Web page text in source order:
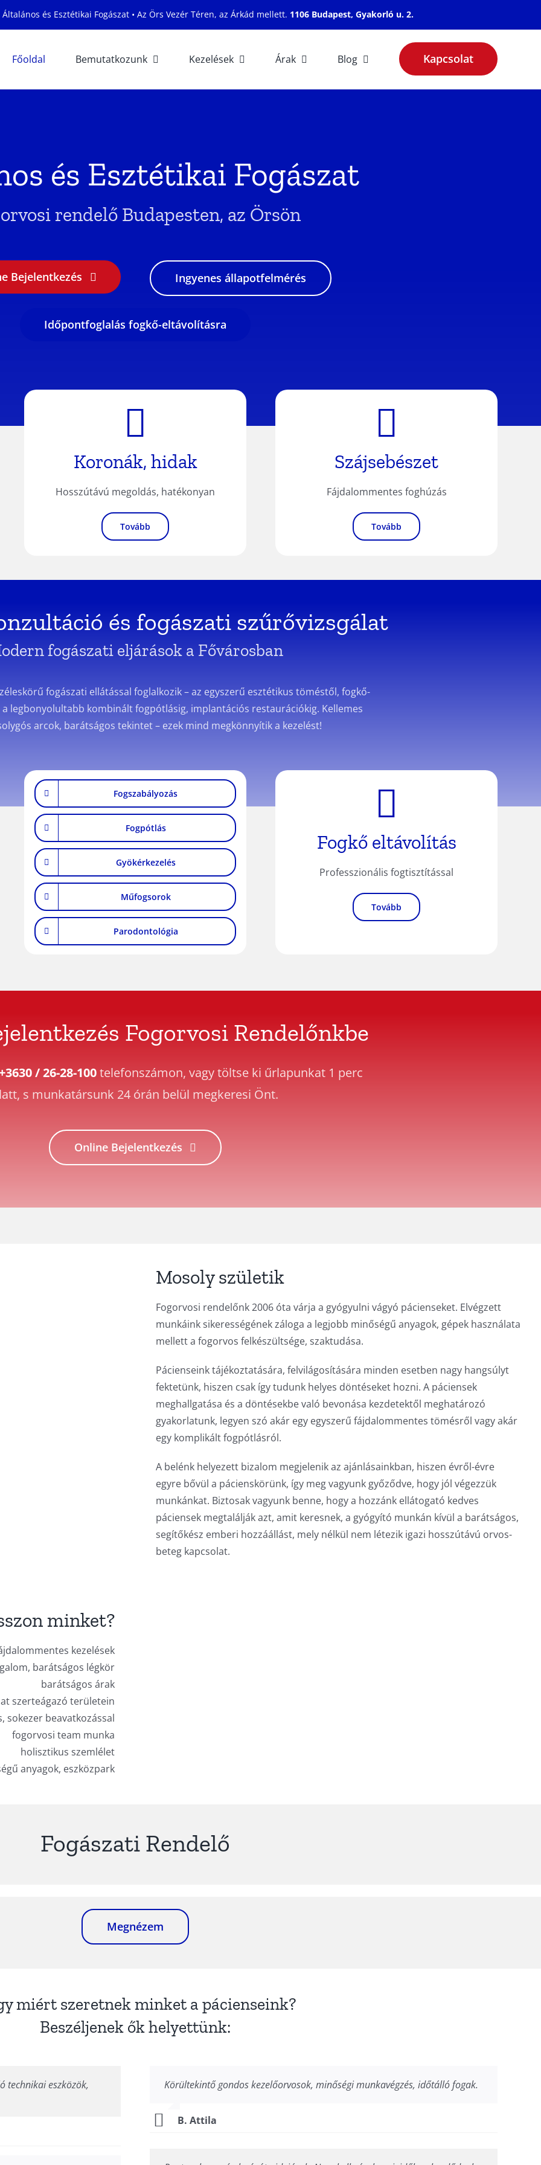
és Esztétikai Fogászat • Az Örs Vezér Téren, az Árkád mellett. 1106 Budapest, Gyakorló u. 2.
Főoldal Bemutatkozunk Kezelések Árak Blog Kapcsolat
és Esztétikai Fogászat
rendelő Budapesten, az Örsön
Bejelentkezés Ingyenes állapotfelmérés
Időpontfoglalás fogkő-eltávolításra
Koronák, hidak
Hosszútávú megoldás, hatékonyan
Tovább
Szájsebészet
Fájdalommentes foghúzás
Tovább
és fogászati szűrővizsgálat
fogászati eljárások a Fővárosban
fogászati ellátással foglalkozik – az egyszerű esztétikus töméstől, fogkő-
legbonyolultabb kombinált fogpótlásig, implantációs restaurációkig. Kellemes
arcok, barátságos tekintet – ezek mind megkönnyítik a kezelést!
Fogszabályozás
Fogpótlás
Gyökérkezelés
Műfogsorok
Parodontológia
Fogkő eltávolítás
Professzionális fogtisztítással
Tovább
Fogorvosi Rendelőnkbe
/ 26-28-100telefonszámon, vagy töltse ki űrlapunkat 1 perc
s munkatársunk 24 órán belül megkeresi Önt.
Online Bejelentkezés
Mosoly születik
Fogorvosi rendelőnk 2006 óta várja a gyógyulni vágyó pácienseket. Elvégzett
munkáink sikerességének záloga a legjobb minőségű anyagok, gépek használata
mellett a fogorvos felkészültsége, szaktudása.
Pácienseink tájékoztatására, felvilágosítására minden esetben nagy hangsúlyt
fektetünk, hiszen csak így tudunk helyes döntéseket hozni. A páciensek
meghallgatása és a döntésekbe való bevonása kezdetektől meghatározó
gyakorlatunk, legyen szó akár egy egyszerű fájdalommentes tömésről vagy akár
egy komplikált fogpótlásról.
A belénk helyezett bizalom megjelenik az ajánlásainkban, hiszen évről-évre
egyre bővül a pácienskörünk, így meg vagyunk győződve, hogy jól végezzük
munkánkat. Biztosak vagyunk benne, hogy a hozzánk ellátogató kedves
páciensek megtalálják azt, amit keresnek, a gyógyító munkán kívül a barátságos,
segítőkész emberi hozzáállást, mely nélkül nem létezik igazi hosszútávú orvos-
beteg kapcsolat.
minket?
kezelések
barátságos légkör
barátságos árak
szerteágazó területein
sokezer beavatkozással
fogorvosi team munka
holisztikus szemlélet
anyagok, eszközpark
Fogászati Rendelő
Megnézem
miért szeretnek minket a pácienseink?
Beszéljenek ők helyettünk:
technikai eszközök, Körültekintő gondos kezelőorvosok, minőségi munkavégzés, időtálló fogak.
B. Attila